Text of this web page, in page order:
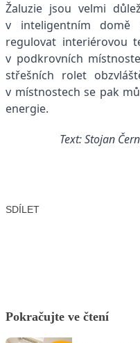
Žaluzie jsou velmi
v inteligentním domě
regulovat interiérovou
v podkrovních
střešních rolet
v místnostech se pak
energie.
Text: Stojan
SDÍLET
Pokračujte ve čtení